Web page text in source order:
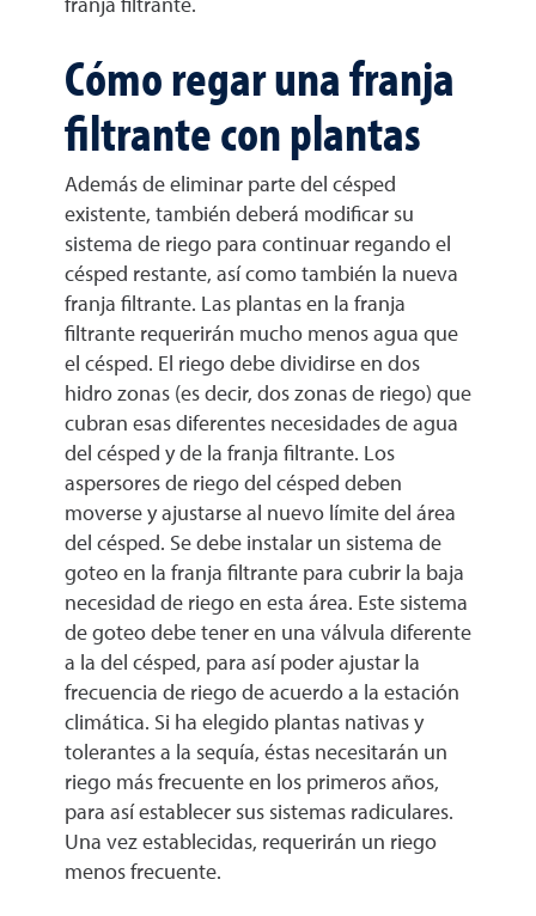
Cómo regar una franja
filtrante con plantas
Además de eliminar parte del césped
existente, también deberá modificar su
sistema de riego para continuar regando el
césped restante, así como también la nueva
franja filtrante. Las plantas en la franja
filtrante requerirán mucho menos agua que
el césped. El riego debe dividirse en dos
hidro zonas (es decir, dos zonas de riego) que
cubran esas diferentes necesidades de agua
del césped y de la franja filtrante. Los
aspersores de riego del césped deben
moverse y ajustarse al nuevo límite del área
del césped. Se debe instalar un sistema de
goteo en la franja filtrante para cubrir la baja
necesidad de riego en esta área. Este sistema
de goteo debe tener en una válvula diferente
a la del césped, para así poder ajustar la
frecuencia de riego de acuerdo a la estación
climática. Si ha elegido plantas nativas y
tolerantes a la sequía, éstas necesitarán un
riego más frecuente en los primeros años,
para así establecer sus sistemas radiculares.
Una vez establecidas, requerirán un riego
menos frecuente.